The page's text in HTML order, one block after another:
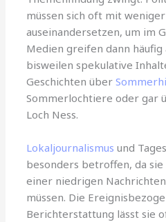
müssen sich oft mit
auseinandersetzen, um im
Medien greifen dann
bisweilen spekulative
Geschichten über
Sommerlochtiere oder gar
Loch Ness.
Lokaljournalismus und
besonders betroffen, da
einer niedrigen
müssen. Die
Berichterstattung lässt sie